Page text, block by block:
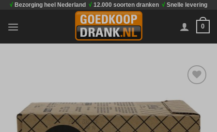
inhoud
√ Bezorging heel Nederland √ 12.000 soorten dranken √ Snelle levering
0
aan
verlanglijst